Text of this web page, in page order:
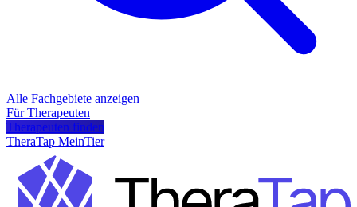
Alle Fachgebiete anzeigen
Für Therapeuten
Therapeuten finden
TheraTap MeinTier